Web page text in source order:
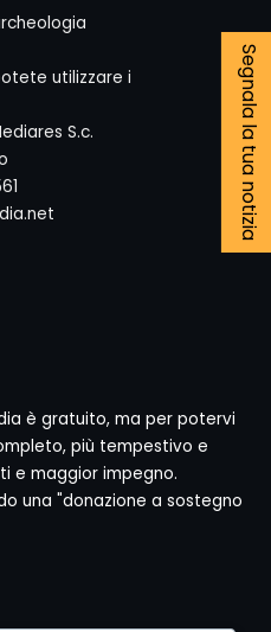
Segnala la tua notizia
utilizzare i
S.c.
è gratuito, ma per potervi
più tempestivo e
e maggior impegno.
una "donazione a sostegno